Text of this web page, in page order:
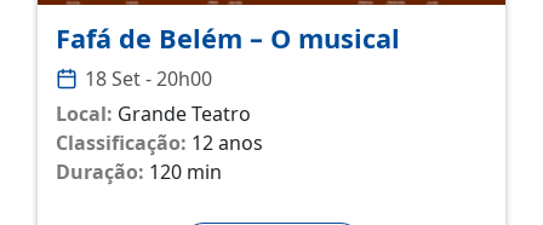
Fafá de Belém – O musical
18 Set - 20h00
Local: Grande Teatro
Classificação: 12 anos
Duração: 120 min